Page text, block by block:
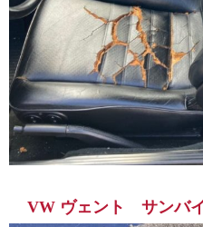
VW ヴェント サンバ